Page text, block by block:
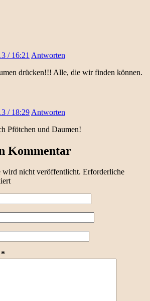
/ 16:21 Antworten
drücken!!! Alle, die wir finden können.
/ 18:29 Antworten
Pfötchen und Daumen!
Kommentar
wird nicht veröffentlicht. Erforderliche
*